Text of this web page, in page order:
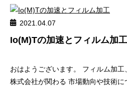
2021.04.07
Io(M)Tの加速とフィルム加工
おはようございます。 フィルム加
株式会社が関わる 市場動向や技術に